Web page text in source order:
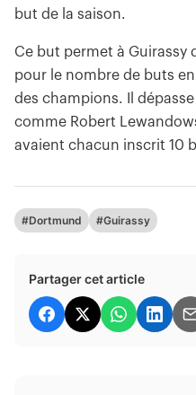
but de la saison.
Ce but permet à Guirassy
pour le nombre de buts
des champions. Il
comme Robert
avaient chacun inscrit 10
#Dortmund #Guirassy
Partager cet article